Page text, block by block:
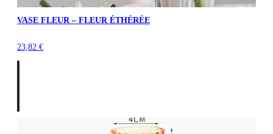
VASE FLEUR – FLEUR ÉTHÉRÉE
23,82 €